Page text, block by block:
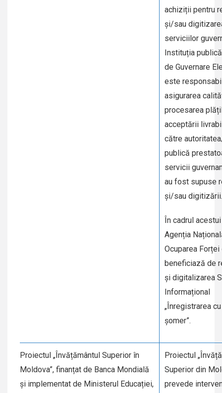
achiziții pentru
şi/sau
serviciilor
Instituția
de Guvernare
este
asigurarea
procesarea
acceptării
către
publică
servicii
au fost supuse
și/sau digitizării.
În cadrul
Agenția
Ocuparea
beneficiază de
și digitalizarea
Informațional
„Înregistrarea
șomer”.
Proiectul „Învățământul Superior în
Moldova”, finanțat de Banca Mondială
și implementat de Ministerul Educației,
Proiectul
Superior din
prevede